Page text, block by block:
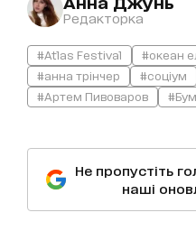
Редакторка
#Atlas Festival #океан
#анна трінчер
#соціум
#Артем Пивоваров
Не пропустіть
наші